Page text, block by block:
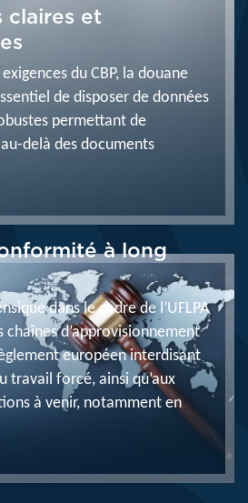
claires et
du CBP, la douane
de disposer de données
permettant de
delà des documents
à long
dans le cadre de l’UFLPA
chaînes d’approvisionnement
européen interdisant
travail forcé, ainsi qu’aux
à venir, notamment en